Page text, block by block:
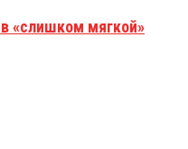
«слишком мягкой»